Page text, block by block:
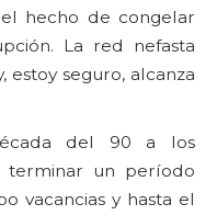
hecho de congelar
La red nefasta
estoy seguro, alcanza
del 90 a los
terminar un período
vacancias y hasta el